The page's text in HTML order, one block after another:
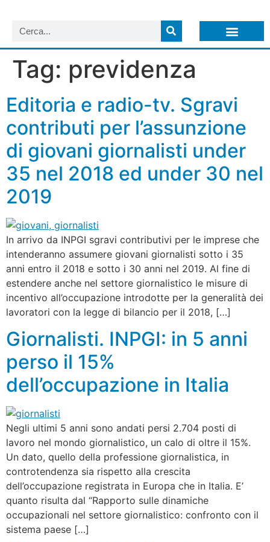
Tag: previdenza
Editoria e radio-tv. Sgravi
contributi per l’assunzione
di giovani giornalisti under
35 nel 2018 ed under 30 nel
2019
In arrivo da INPGI sgravi contributivi per le imprese che
intenderanno assumere giovani giornalisti sotto i 35
anni entro il 2018 e sotto i 30 anni nel 2019. Al fine di
estendere anche nel settore giornalistico le misure di
incentivo all’occupazione introdotte per la generalità dei
lavoratori con la legge di bilancio per il 2018, […]
Giornalisti. INPGI: in 5 anni
perso il 15%
dell’occupazione in Italia
Negli ultimi 5 anni sono andati persi 2.704 posti di
lavoro nel mondo giornalistico, un calo di oltre il 15%.
Un dato, quello della professione giornalistica, in
controtendenza sia rispetto alla crescita
dell’occupazione registrata in Europa che in Italia. E’
quanto risulta dal “Rapporto sulle dinamiche
occupazionali nel settore giornalistico: confronto con il
sistema paese […]